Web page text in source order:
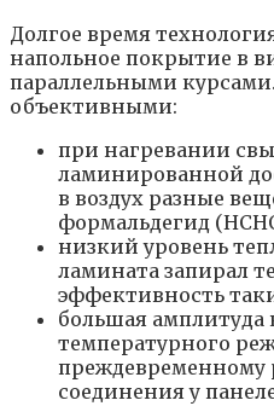
Долгое время
напольное покрытие в
параллельными
объективными:
при нагревании
ламинированной
в воздух разные
формальдегид
низкий уровень
ламината запирал
эффективность
большая амплитуда
температурного
преждевременному
соединения у